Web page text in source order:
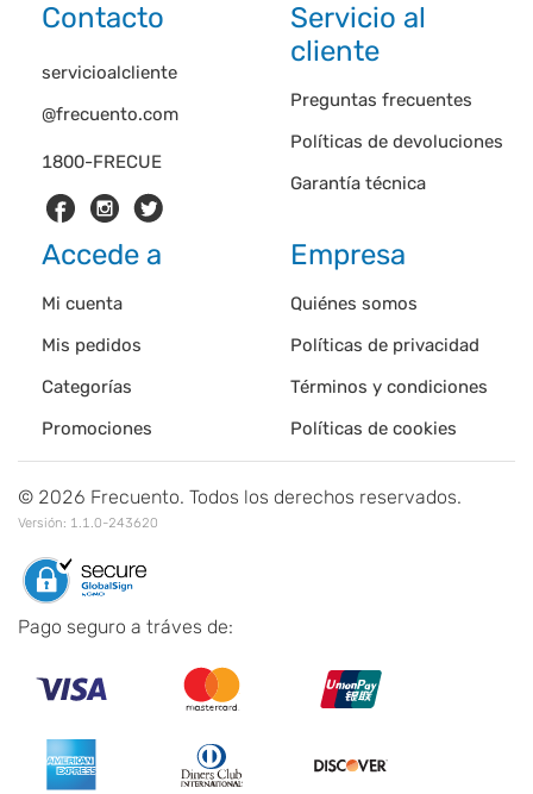
Contacto
1800-FRECUE
servicioalcliente
@frecuento.com
Servicio al
cliente
Preguntas frecuentes
Políticas de devoluciones
Garantía técnica
Accede a
Mi cuenta
Mis pedidos
Categorías
Promociones
Empresa
Quiénes somos
Políticas de privacidad
Términos y condiciones
Políticas de cookies
© 2026 Frecuento. Todos los derechos reservados.
Versión: 1.1.0-243620
Pago seguro a tráves de: